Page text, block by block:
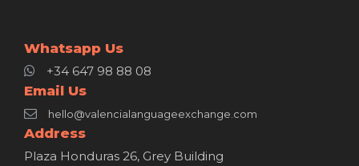
Whatsapp Us
+34 647 98 88 08
Email Us
hello@valencialanguageexchange.com
Address
Plaza Honduras 26, Grey Building